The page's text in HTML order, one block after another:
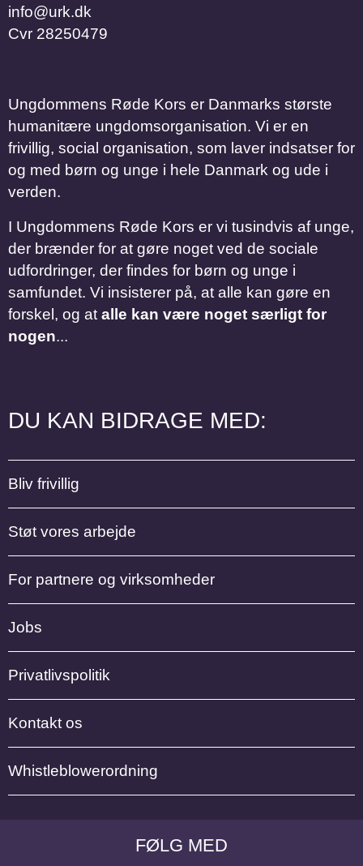
FØLG MED
info@urk.dk
Cvr 28250479
Ungdommens Røde Kors er Danmarks største
humanitære ungdomsorganisation. Vi er en
frivillig, social organisation, som laver indsatser for
og med børn og unge i hele Danmark og ude i
verden.
I Ungdommens Røde Kors er vi tusindvis af unge,
der brænder for at gøre noget ved de sociale
udfordringer, der findes for børn og unge i
samfundet. Vi insisterer på, at alle kan gøre en
forskel, og at alle kan være noget særligt for
nogen...
DU KAN BIDRAGE MED:
Bliv frivillig
Støt vores arbejde
For partnere og virksomheder
Jobs
Privatlivspolitik
Kontakt os
Whistleblowerordning